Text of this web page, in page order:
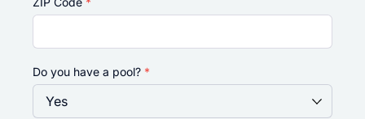
Do you have a pool? *